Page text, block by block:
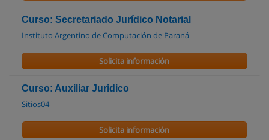
Curso: Secretariado Jurídico Notarial
Instituto Argentino de Computación de Paraná
Solicita información
Curso: Auxiliar Juridico
Sitios04
Solicita información